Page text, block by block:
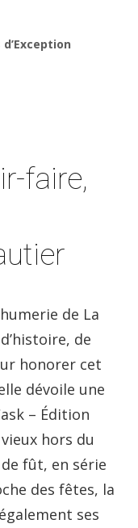
faire,
de La
de
honorer cet
dévoile une
– Édition
hors du
fût, en série
des fêtes, la
ses